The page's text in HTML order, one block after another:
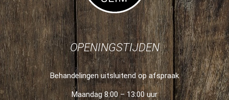
OPENINGSTIJDEN
Behandelingen uitsluitend op afspraak
Maandag 8:00 – 13:00 uur